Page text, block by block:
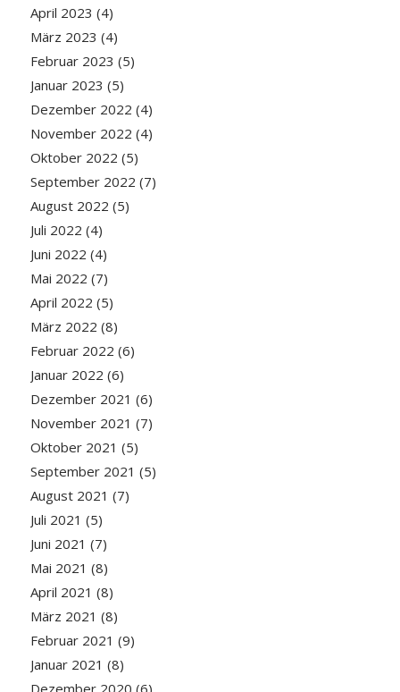
April 2023 (4)
März 2023 (4)
Februar 2023 (5)
Januar 2023 (5)
Dezember 2022 (4)
November 2022 (4)
Oktober 2022 (5)
September 2022 (7)
August 2022 (5)
Juli 2022 (4)
Juni 2022 (4)
Mai 2022 (7)
April 2022 (5)
März 2022 (8)
Februar 2022 (6)
Januar 2022 (6)
Dezember 2021 (6)
November 2021 (7)
Oktober 2021 (5)
September 2021 (5)
August 2021 (7)
Juli 2021 (5)
Juni 2021 (7)
Mai 2021 (8)
April 2021 (8)
März 2021 (8)
Februar 2021 (9)
Januar 2021 (8)
Dezember 2020 (6)